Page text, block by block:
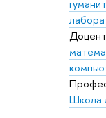
Школа